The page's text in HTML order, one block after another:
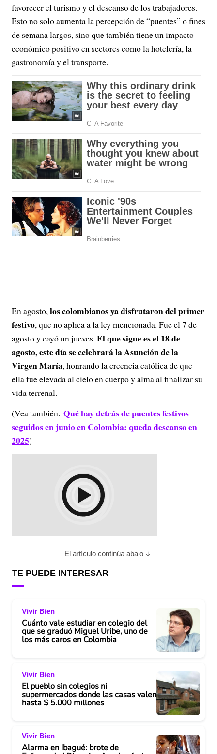
favorecer el turismo y el descanso de los trabajadores.
Esto no solo aumenta la percepción de “puentes” o fines
de semana largos, sino que también tiene un impacto
económico positivo en sectores como la hotelería, la
gastronomía y el transporte.
En agosto,los colombianos ya disfrutaron del primer
festivo, que no aplica a la ley mencionada. Fue el 7 de
agosto y cayó un jueves. El que sigue es el 18 de
agosto, este día se celebrará la Asunción de la
Virgen María, honrando la creencia católica de que
ella fue elevada al cielo en cuerpo y alma al finalizar su
vida terrenal.
(Vea también: Qué hay detrás de puentes festivos
seguidos en junio en Colombia: queda descanso en
2025)
El artículo continúa abajo
TE PUEDE INTERESAR
Vivir Bien
Cuánto vale estudiar en colegio del
que se graduó Miguel Uribe, uno de
los más caros en Colombia
Vivir Bien
El pueblo sin colegios ni
supermercados donde las casas valen
hasta $ 5.000 millones
Vivir Bien
Alarma en Ibagué: brote de